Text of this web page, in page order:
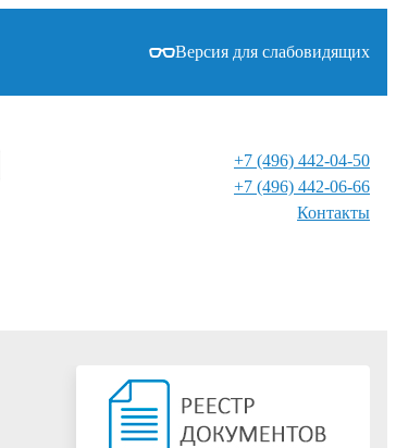
Версия для слабовидящих
+7 (496) 442-04-50
+7 (496) 442-06-66
Контакты⁠